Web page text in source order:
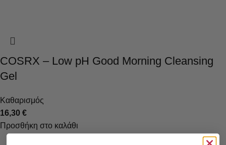
COSRX – Low pH Good Morning Cleansing
Gel
Καθαρισμός
16,30 €
Προσθήκη στο καλάθι